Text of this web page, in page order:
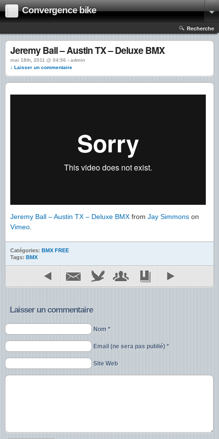
Convergence bike
Recherche
Jeremy Ball – Austin TX – Deluxe BMX
mai 18th, 2011 @ 04:56 › admin
↓ Laisser un commentaire
Jeremy Ball – Austin TX – Deluxe BMX from Jay Simmons on
Vimeo
Catégories: BMX FREE
Tags: BMX
Laisser un commentaire
Nom *
Email (ne sera pas publié) *
Site Web